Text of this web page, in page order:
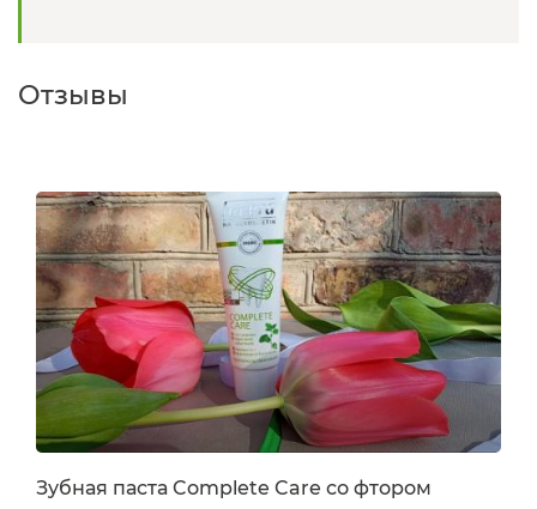
Отзывы
Зубная паста Complete Care со фтором